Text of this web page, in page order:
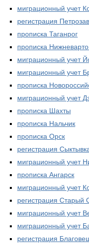
миграционный учет
регистрация
прописка Таганрог
прописка
миграционный учет
миграционный учет
прописка
миграционный учет
прописка Шахты
прописка Нальчик
прописка Орск
регистрация
миграционный учет
прописка Ангарск
миграционный учет
регистрация Старый
миграционный учет
миграционный учет
регистрация